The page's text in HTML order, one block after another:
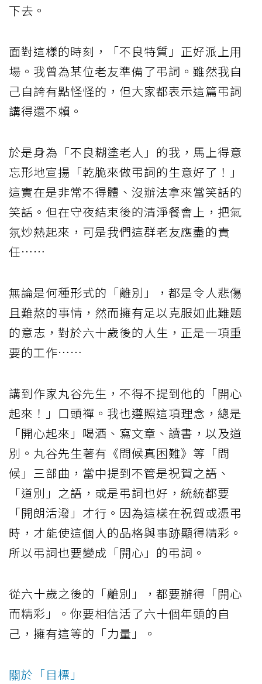
下去。
面對這樣的時刻，「不良特質」正好派上用
場。我曾為某位老友準備了弔詞。雖然我自
己自誇有點怪怪的，但大家都表示這篇弔詞
講得還不賴。
於是身為「不良糊塗老人」的我，馬上得意
忘形地宣揚「乾脆來做弔詞的生意好了！」
這實在是非常不得體、沒辦法拿來當笑話的
笑話。但在守夜結束後的清淨餐會上，把氣
氛炒熱起來，可是我們這群老友應盡的責
任……
無論是何種形式的「離別」，都是令人悲傷
且難熬的事情，然而擁有足以克服如此難題
的意志，對於六十歲後的人生，正是一項重
要的工作……
講到作家丸谷先生，不得不提到他的「開心
起來！」口頭禪。我也遵照這項理念，總是
「開心起來」喝酒、寫文章、讀書，以及道
別。丸谷先生著有《問候真困難》等「問
候」三部曲，當中提到不管是祝賀之語、
「道別」之語，或是弔詞也好，統統都要
「開朗活潑」才行。因為這樣在祝賀或憑弔
時，才能使這個人的品格與事跡顯得精彩。
所以弔詞也要變成「開心」的弔詞。
從六十歲之後的「離別」，都要辦得「開心
而精彩」。你要相信活了六十個年頭的自
己，擁有這等的「力量」。
關於「目標」